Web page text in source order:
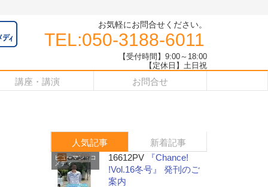
お気軽にお問合せください。
TEL:050-3188-6011
【受付時間】9:00～18:00
【定休日】土日祝
講座・講演 お問合せ
人気記事 新着記事
ヒューマン・コ
メディ
16612PV
『Chance!
!Vol.16冬号』 発刊のご
案内